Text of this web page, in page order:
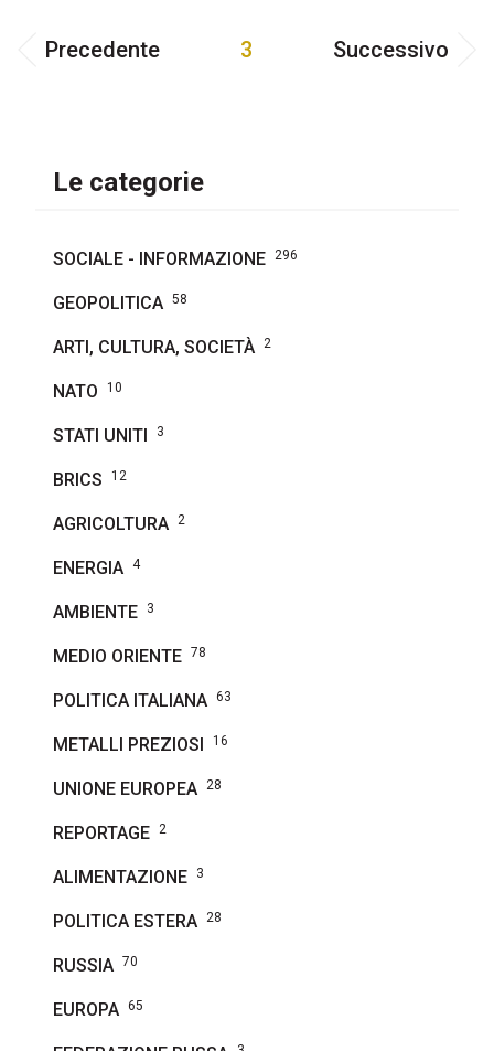
Precedente 3 Successivo
Le categorie
SOCIALE - INFORMAZIONE 296
GEOPOLITICA 58
ARTI, CULTURA, SOCIETÀ 2
NATO 10
STATI UNITI 3
BRICS 12
AGRICOLTURA 2
ENERGIA 4
AMBIENTE 3
MEDIO ORIENTE 78
POLITICA ITALIANA 63
METALLI PREZIOSI 16
UNIONE EUROPEA 28
REPORTAGE 2
ALIMENTAZIONE 3
POLITICA ESTERA 28
RUSSIA 70
EUROPA 65